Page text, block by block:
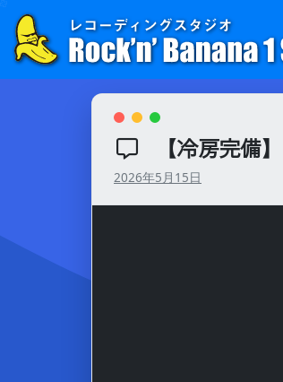
Skip
content
【冷房完備
2026年5月15日